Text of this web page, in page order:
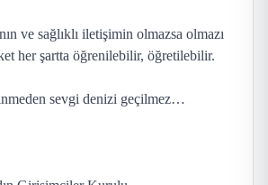
ve sağlıklı iletişimin olmazsa olmazı
her şartta öğrenilebilir, öğretilebilir.
sevgi denizi geçilmez…